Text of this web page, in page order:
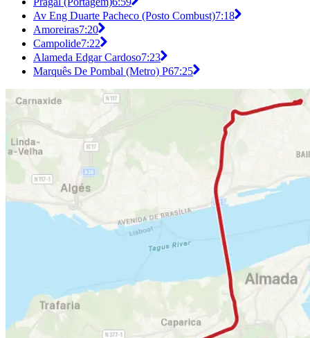
Av Eng Duarte Pacheco (Posto Combust)7:18
Amoreiras7:20
Campolide7:22
Alameda Edgar Cardoso7:23
Marquês De Pombal (Metro) P67:25